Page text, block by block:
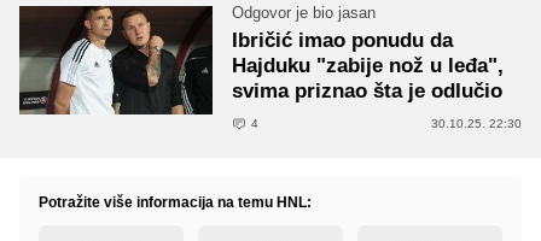
Odgovor je bio jasan
Ibričić imao ponudu da
Hajduku "zabije nož u leđa",
svima priznao šta je odlučio
4 30.10.25. 22:30
Potražite više informacija na temu HNL: